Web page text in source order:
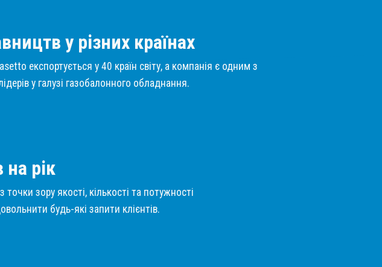
у різних країнах
експортується у 40 країн світу, а компанія є одним з
у галузі газобалонного обладнання.
рік
зору якості, кількості та потужності
будь-які запити клієнтів.